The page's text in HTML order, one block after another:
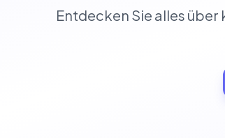
Entdecken Sie alles